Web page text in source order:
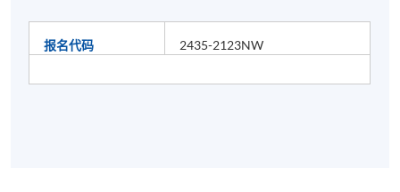
报名代码 2435-2123NW